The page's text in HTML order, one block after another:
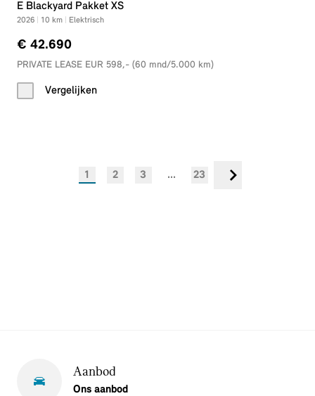
E Blackyard Pakket XS
2026 10 km Elektrisch
€ 42.690
PRIVATE LEASE EUR 598,- (60 mnd/5.000 km)
Vergelijken
1 2 3 ... 23
Volgende
Aanbod
Ons aanbod